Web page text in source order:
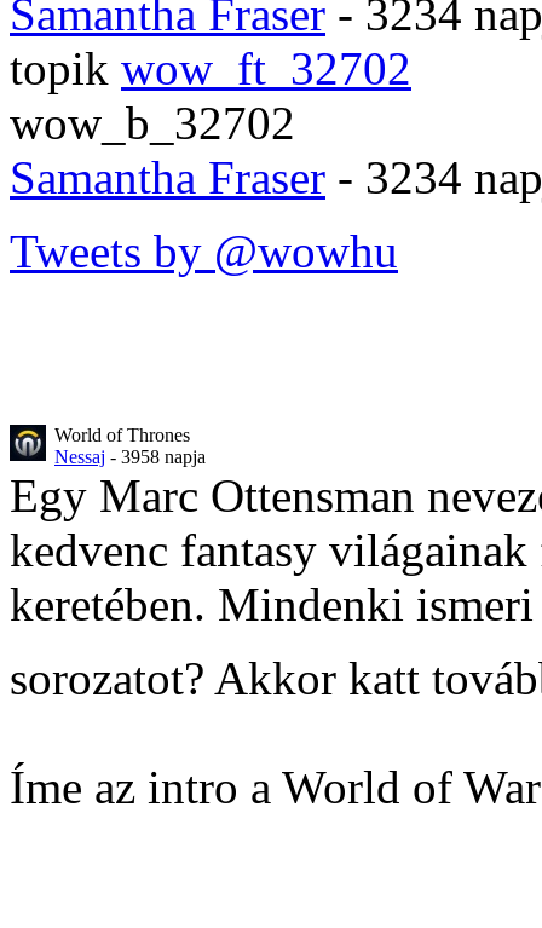
Samantha Fraser - 3234
topik wow_ft_32702
wow_b_32702
Samantha Fraser - 3234
Tweets by @wowhu
World of Thrones
Nessaj - 3958 napja
Egy Marc Ottensman
kedvenc fantasy
keretében. Mindenki
sorozatot? Akkor katt
Íme az intro a World of